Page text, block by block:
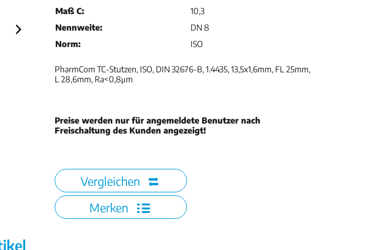
Maß C:
10,3
Nennweite:
DN 8
Norm:
ISO
PharmCom TC-Stutzen, ISO, DIN 32676-B, 1.4435, 13,5x1,6mm, FL 25mm,
L 28,6mm, Ra<0,8μm
Preise werden nur für angemeldete Benutzer nach
Freischaltung des Kunden angezeigt!
Vergleichen
Merken